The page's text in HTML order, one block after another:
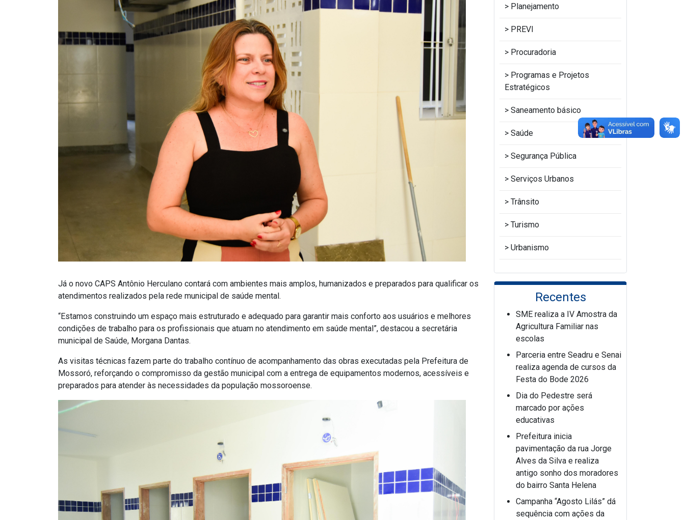
Já o novo CAPS Antônio Herculano contará com ambientes mais amplos, humanizados e preparados para qualificar os
atendimentos realizados pela rede municipal de saúde mental.
“Estamos construindo um espaço mais estruturado e adequado para garantir mais conforto aos usuários e melhores
condições de trabalho para os profissionais que atuam no atendimento em saúde mental”, destacou a secretária
municipal de Saúde, Morgana Dantas.
As visitas técnicas fazem parte do trabalho contínuo de acompanhamento das obras executadas pela Prefeitura de
Mossoró, reforçando o compromisso da gestão municipal com a entrega de equipamentos modernos, acessíveis e
preparados para atender às necessidades da população mossoroense.
Planejamento
PREVI
Procuradoria
Programas e Projetos
Estratégicos
Saneamento básico
Saúde
Segurança Pública
Serviços Urbanos
Trânsito
Turismo
Urbanismo
Recentes
SME realiza a IV Amostra da
Agricultura Familiar nas
escolas
Parceria entre Seadru e Senai
realiza agenda de cursos da
Festa do Bode 2026
Dia do Pedestre será
marcado por ações
educativas
Prefeitura inicia
pavimentação da rua Jorge
Alves da Silva e realiza
antigo sonho dos moradores
do bairro Santa Helena
Campanha “Agosto Lilás” dá
sequência com ações da